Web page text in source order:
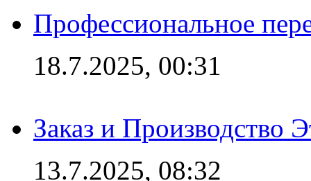
Профессиональное
18.7.2025, 00:31
Заказ и Производство
13.7.2025, 08:32